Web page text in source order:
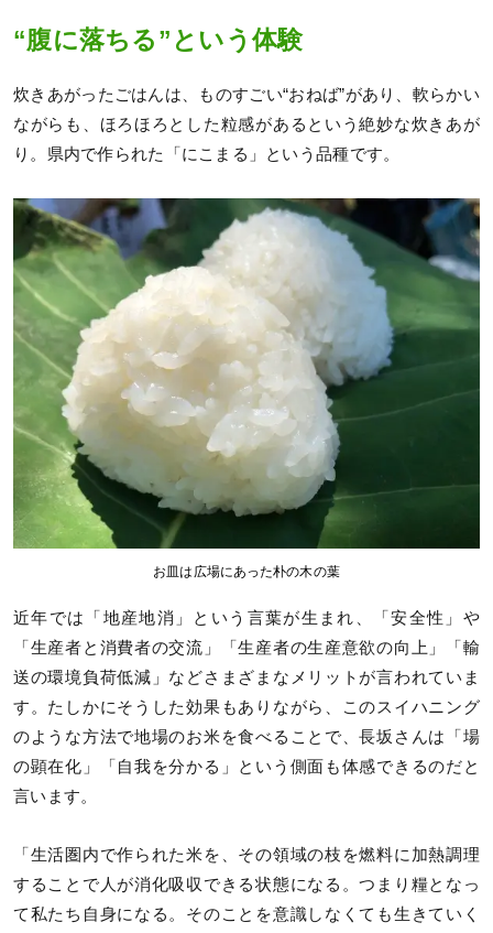
“腹に落ちる”という体験
炊きあがったごはんは、ものすごい“おねば”があり、軟らかい
ながらも、ほろほろとした粒感があるという絶妙な炊きあが
り。県内で作られた「にこまる」という品種です。
お皿は広場にあった朴の木の葉
近年では「地産地消」という言葉が生まれ、「安全性」や
「生産者と消費者の交流」「生産者の生産意欲の向上」「輸
送の環境負荷低減」などさまざまなメリットが言われていま
す。たしかにそうした効果もありながら、このスイハニング
のような方法で地場のお米を食べることで、長坂さんは「場
の顕在化」「自我を分かる」という側面も体感できるのだと
言います。
「生活圏内で作られた米を、その領域の枝を燃料に加熱調理
することで人が消化吸収できる状態になる。つまり糧となっ
て私たち自身になる。そのことを意識しなくても生きていく